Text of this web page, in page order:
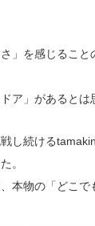
」を感じるこ
ア」があるとは
し続ける
。
本物の「どこで